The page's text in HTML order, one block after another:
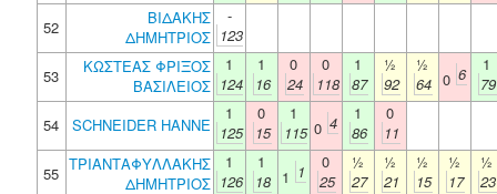
52
ΒΙΔΑΚΗΣ
ΔΗΜΗΤΡΙΟΣ
-
123
53
ΚΩΣΤΕΑΣ ΦΡΙΞΟΣ
ΒΑΣΙΛΕΙΟΣ
1
124
1
16
0
24
0
118
1
87
½
92
½
64 0 6
1
79
54
SCHNEIDER HANNE
1
125
0
15
1
115 0 4
1
86
0
11
55 ΤΡΙΑΝΤΑΦΥΛΛΑΚΗΣ
ΔΗΜΗΤΡΙΟΣ
1
126
1
18 1 1
0
25
½
27
½
21
½
15
½
17
½
23